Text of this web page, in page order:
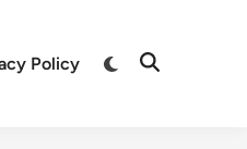
Policy
Switch
Open